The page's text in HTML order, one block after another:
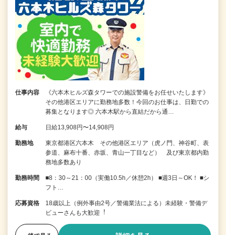
仕事内容
《六本木ヒルズ森タワーでの施設警備をお任せいたします》
その他港区エリアに勤務地多数！今回のお仕事は、日勤での
募集となります◎ 六本木駅から直結だから通…
給与 日給13,908円〜14,908円
勤務地
東京都港区六本木 その他港区エリア（虎ノ門、神谷町、表
参道、麻布十番、赤坂、青山一丁目など） 及び東京都内勤
務地多数あり
勤務時間
■8：30～21：00（実働10.5h／休憩2h） ■週3日～OK！ ■シ
フト…
応募資格
18歳以上（例外事由2号／警備業法による）未経験・警備デ
ビューさんも⼤歓迎︕